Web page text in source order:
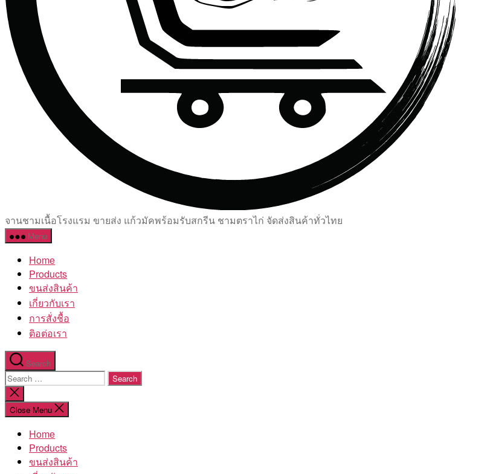
จานชามเนื้อโรงแรม ขายส่ง แก้วมัคพร้อมรับสกรีน ชามตราไก่ จัดส่งสินค้าทั่วไทย
Menu
Home
Products
ขนส่งสินค้า
เกี่ยวกับเรา
การสั่งชื้อ
ติอต่อเรา
Search
Search
for:
Close
search
Close Menu
Home
Products
ขนส่งสินค้า